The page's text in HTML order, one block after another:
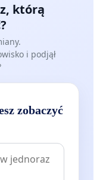
którą
i podjął
zobaczyć